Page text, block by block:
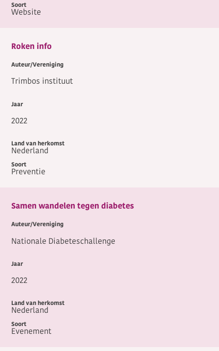
Website
Roken info
Trimbos instituut
2022
Nederland
Preventie
Samen wandelen tegen diabetes
Nationale Diabeteschallenge
2022
Nederland
Evenement